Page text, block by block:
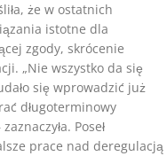
że w ostatnich
istotne dla
zgody, skrócenie
„Nie wszystko da się
się wprowadzić już
długoterminowy
Poseł
prace nad deregulacją